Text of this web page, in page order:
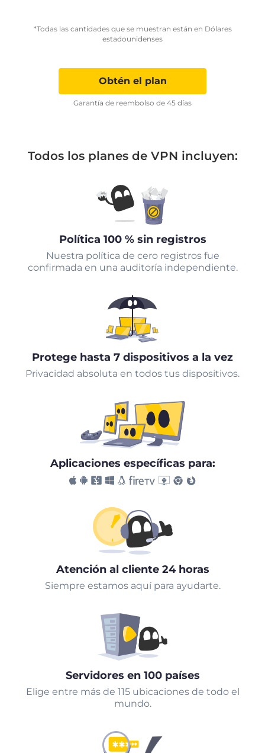
*Todas las cantidades que se muestran están en Dólares
estadounidenses
Obtén el plan
Garantía de reembolso de 45 días
Todos los planes de VPN incluyen:
Política 100 % sin registros
Nuestra política de cero registros fue
confirmada en una auditoría independiente.
Protege hasta 7 dispositivos a la vez
Privacidad absoluta en todos tus dispositivos.
Aplicaciones específicas para:
Atención al cliente 24 horas
Siempre estamos aquí para ayudarte.
Servidores en 100 países
Elige entre más de 115 ubicaciones de todo el
mundo.